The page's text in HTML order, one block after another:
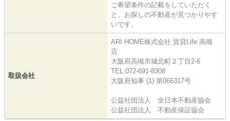
ご希望条件の記載をしていただく
と、お探しの不動産が見つかりやす
いです。
取扱会社
ARI HOME株式会社 賃貸Life 高槻
店
大阪府高槻市城北町２丁目2-6
TEL:072-691-8308
大阪府知事 (1) 第066317号
公益社団法人 全日本不動産協会
公益社団法人 不動産保証協会